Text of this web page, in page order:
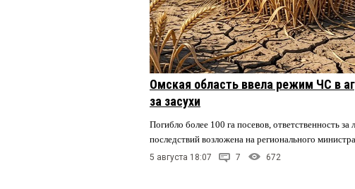
Омская область ввела режим ЧС в
за засухи
Погибло более 100 га посевов, ответственность за
последствий возложена на регионального министра
5 августа 18:07 7 672